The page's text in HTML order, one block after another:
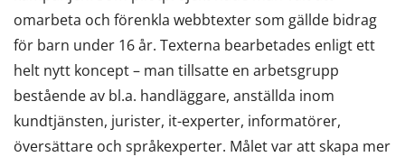
omarbeta och förenkla webbtexter som gällde bidrag
för barn under 16 år. Texterna bearbetades enligt ett
helt nytt koncept – man tillsatte en arbetsgrupp
bestående av bl.a. handläggare, anställda inom
kundtjänsten, jurister, it-experter, informatörer,
översättare och språkexperter. Målet var att skapa mer